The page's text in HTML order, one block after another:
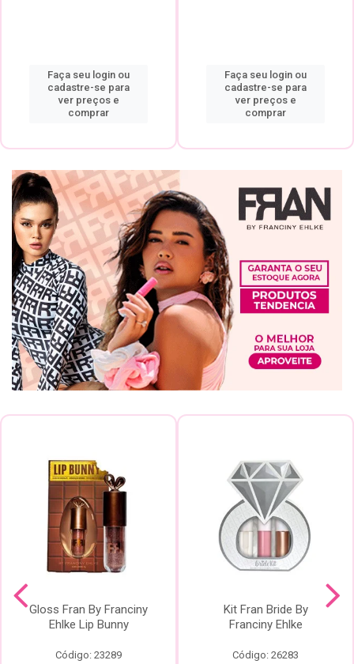
Faça seu login ou
cadastre-se para
ver preços e
comprar
Faça seu login ou
cadastre-se para
ver preços e
comprar
Gloss Fran By Franciny
Ehlke Lip Bunny
Código: 23289
Kit Fran Bride By
Franciny Ehlke
Código: 26283